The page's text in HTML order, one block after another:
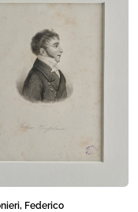
Federico